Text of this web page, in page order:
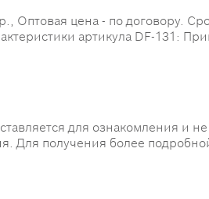
Оптовая цена - по договору.
артикула DF-131:
для ознакомления и не
Для получения более